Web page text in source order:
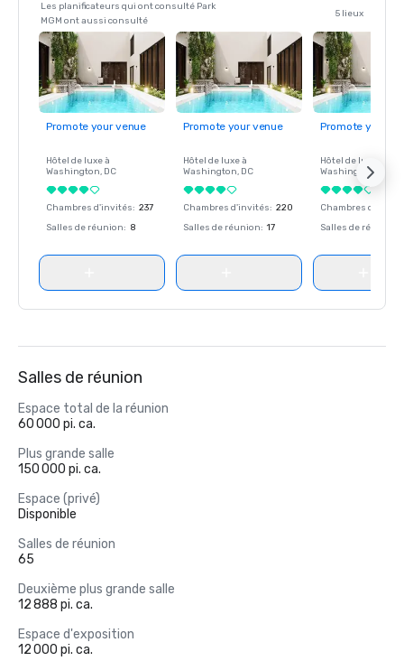
Les planificateurs qui ont consulté Park
MGM ont aussi consulté
5 lieux
Promote your venue
Hôtel de luxe à
Washington, DC
Chambres d'invités: 237
Salles de réunion: 8
Promote your venue
Hôtel de luxe à
Washington, DC
Chambres d'invités: 220
Salles de réunion: 17
Promote your
Hôtel de luxe à
Washington
Chambres
Salles de réunion
Salles de réunion
Espace total de la réunion
60 000 pi. ca.
Plus grande salle
150 000 pi. ca.
Espace (privé)
Disponible
Salles de réunion
65
Deuxième plus grande salle
12 888 pi. ca.
Espace d'exposition
12 000 pi. ca.